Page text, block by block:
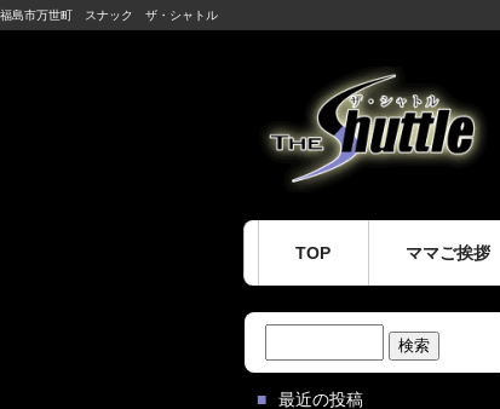
福島市万世町 スナック ザ・シャトル
TOP ママご挨拶
索:
最近の投稿